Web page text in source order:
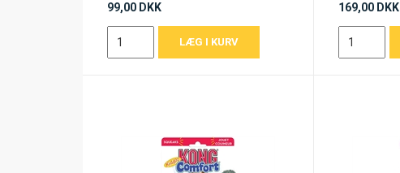
99,00 DKK
169,00 DKK